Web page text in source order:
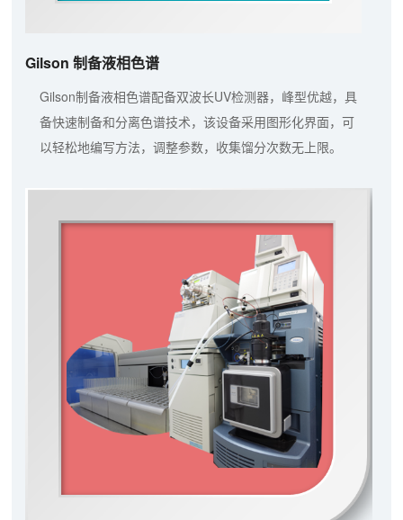
Gilson 制备液相色谱
Gilson制备液相色谱配备双波长UV检测器，峰型优越，具
备快速制备和分离色谱技术，该设备采用图形化界面，可
以轻松地编写方法，调整参数，收集馏分次数无上限。